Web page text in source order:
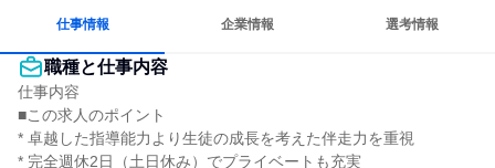
仕事情報 企業情報 選考情報
職種と仕事内容
仕事内容
■この求人のポイント
* 卓越した指導能力より生徒の成長を考えた伴走力を重視
* 完全週休2日（土日休み）でプライベートも充実